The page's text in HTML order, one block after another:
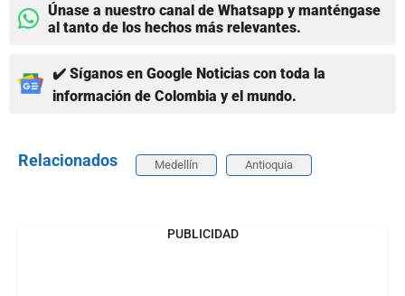
Únase a nuestro canal de Whatsapp y manténgase
al tanto de los hechos más relevantes.
✔️ Síganos en Google Noticias con toda la
información de Colombia y el mundo.
Relacionados Medellín Antioquia
PUBLICIDAD